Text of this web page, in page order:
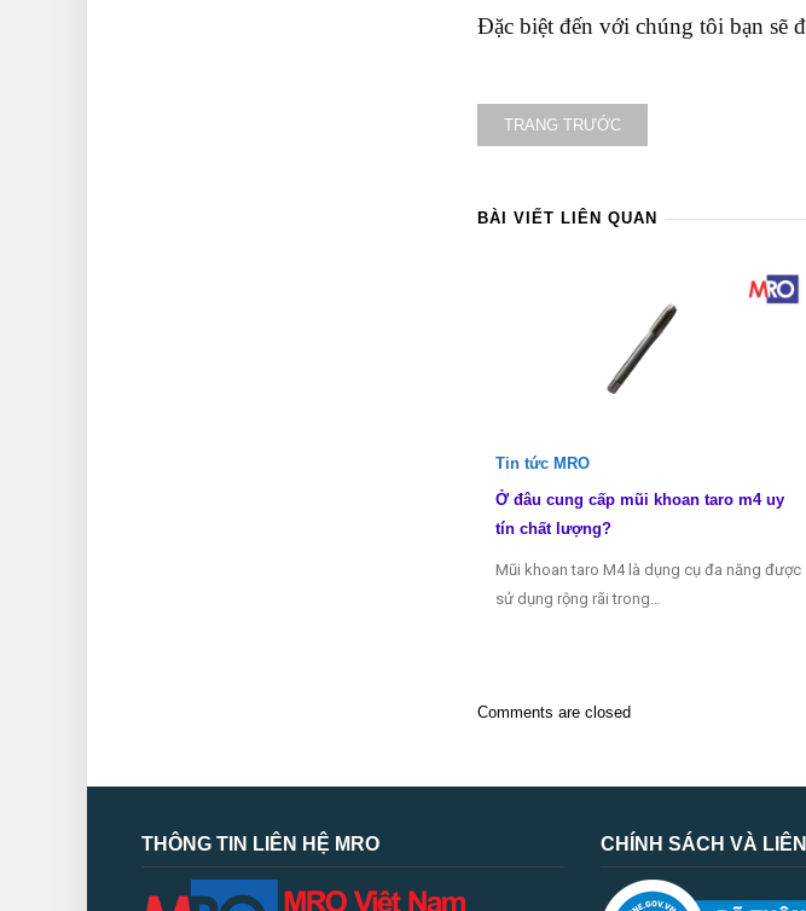
Đặc biệt đến với chúng tôi bạn sẽ
TRANG TRƯỚC
BÀI VIẾT LIÊN QUAN
Tin tức MRO
Ở đâu cung cấp mũi khoan taro m4 uy
tín chất lượng?
Mũi khoan taro M4 là dụng cụ đa năng được
sử dụng rộng rãi trong…
Comments are closed
THÔNG TIN LIÊN HỆ MRO CHÍNH SÁCH VÀ